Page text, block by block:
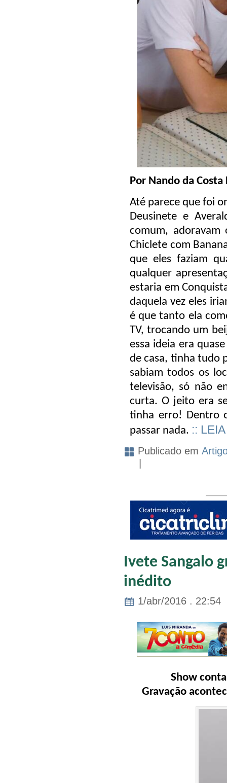
Por Nando da Costa
Até parece que foi
Deusinete e
comum, adoravam
Chiclete com
que eles faziam
qualquer
estaria em
daquela vez eles
é que tanto ela
TV, trocando um
essa ideia era
de casa, tinha tudo
sabiam todos os
televisão, só não
curta. O jeito era
tinha erro! Dentro
passar nada. ::
Publicado em
Ivete Sangalo
inédito
1/abr/2016 . 22:54
Show
Gravação